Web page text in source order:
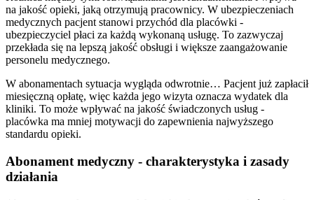
na jakość opieki, jaką otrzymują pracownicy. W ubezpieczeniach
medycznych pacjent stanowi przychód dla placówki -
ubezpieczyciel płaci za każdą wykonaną usługę. To zazwyczaj
przekłada się na lepszą jakość obsługi i większe zaangażowanie
personelu medycznego.
W abonamentach sytuacja wygląda odwrotnie… Pacjent już zapłacił
miesięczną opłatę, więc każda jego wizyta oznacza wydatek dla
kliniki. To może wpływać na jakość świadczonych usług -
placówka ma mniej motywacji do zapewnienia najwyższego
standardu opieki.
Abonament medyczny - charakterystyka i zasady
działania